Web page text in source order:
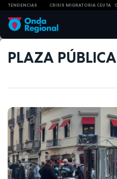
TENDENCIAS CRISIS MIGRATORIA CEUTA
PLAZA PÚBLICA